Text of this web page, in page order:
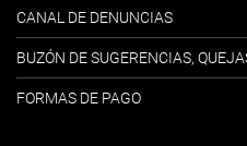
CANAL DE DENUNCIAS
BUZÓN DE SUGERENCIAS,
FORMAS DE PAGO